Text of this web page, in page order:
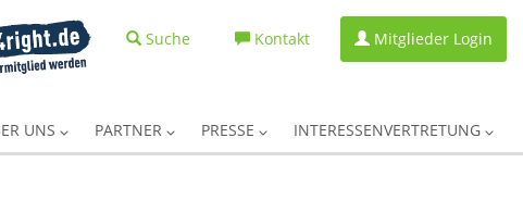
Suche Kontakt Mitglieder Login
UNS PARTNER PRESSE INTERESSENVERTRETUNG